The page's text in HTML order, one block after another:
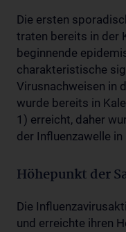
Die ersten
traten bereits in der
beginnende
charakteristische
Virusnachweisen in
wurde bereits in
1) erreicht, daher
der Influenzawelle
Höhepunkt der
Die
und erreichte ihren